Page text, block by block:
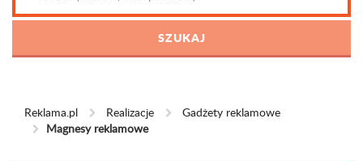
Reklama.pl Realizacje
Gadżety reklamowe
Magnesy reklamowe